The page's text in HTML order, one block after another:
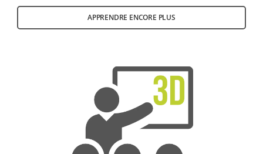
APPRENDRE ENCORE PLUS